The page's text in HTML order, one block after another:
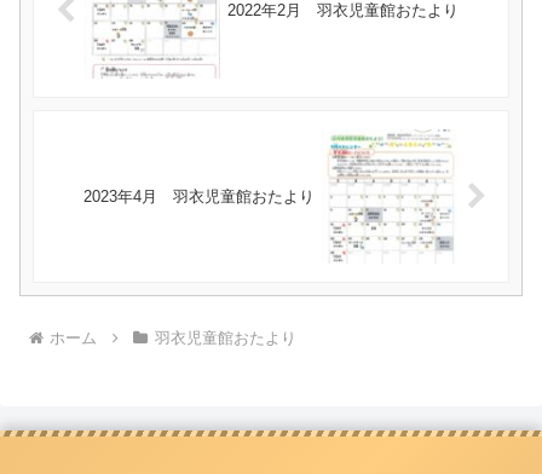
2022年2月 羽衣児童館おたより
2023年4月 羽衣児童館おたより
ホーム 羽衣児童館おたより